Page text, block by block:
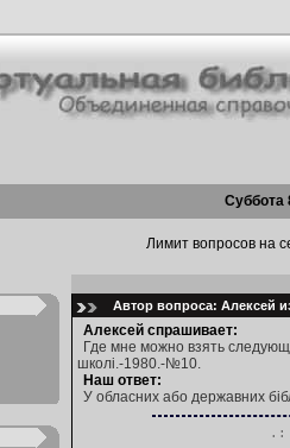
Суббота
Лимит вопросов на
Автор вопроса: Алексей
Алексей спрашивает:
Где мне можно взять
школі.-1980.-№10.
Наш ответ:
У обласних або державних
.: